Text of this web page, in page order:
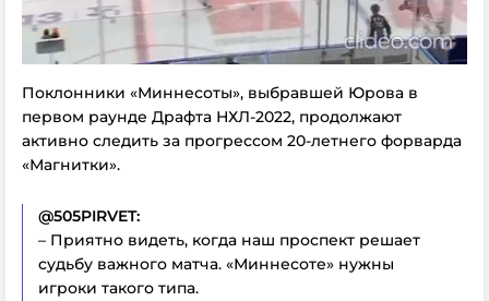
Поклонники «Миннесоты», выбравшей Юрова в
первом раунде Драфта НХЛ-2022, продолжают
активно следить за прогрессом 20-летнего форварда
«Магнитки».
@505PIRVET:
– Приятно видеть, когда наш проспект решает
судьбу важного матча. «Миннесоте» нужны
игроки такого типа.